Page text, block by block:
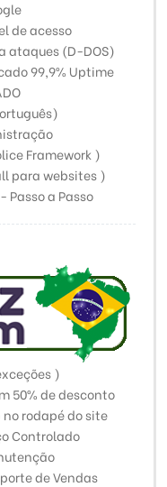
de acesso
ataques (D-DOS)
99,9% Uptime
Framework )
para websites )
a Passo
)
50% de desconto
rodapé do site
Controlado
de Vendas